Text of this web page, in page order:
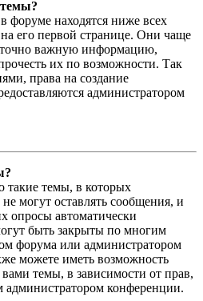
форуме находятся ниже всех
его первой странице. Они чаще
важную информацию,
их по возможности. Так
права на создание
администратором
темы, в которых
могут оставлять сообщения, и
опросы автоматически
быть закрыты по многим
форума или администратором
можете иметь возможность
темы, в зависимости от прав,
администратором конференции.